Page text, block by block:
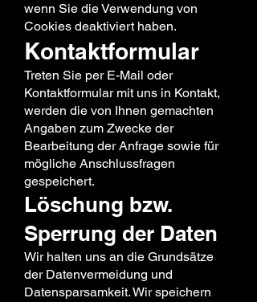
wenn Sie die Verwendung von
Cookies deaktiviert haben.
Kontaktformular
Treten Sie per E-Mail oder
Kontaktformular mit uns in Kontakt,
werden die von Ihnen gemachten
Angaben zum Zwecke der
Bearbeitung der Anfrage sowie für
mögliche Anschlussfragen
gespeichert.
Löschung bzw.
Sperrung der Daten
Wir halten uns an die Grundsätze
der Datenvermeidung und
Datensparsamkeit. Wir speichern